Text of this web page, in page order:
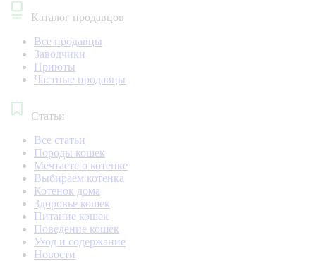
Каталог продавцов
Все продавцы
Заводчики
Приюты
Частные продавцы
Статьи
Все статьи
Породы кошек
Мечтаете о котенке
Выбираем котенка
Котенок дома
Здоровье кошек
Питание кошек
Поведение кошек
Уход и содержание
Новости